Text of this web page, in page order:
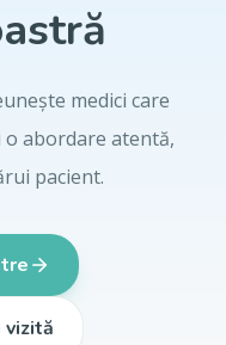
medici care
o abordare atentă,
pacient.
vizită